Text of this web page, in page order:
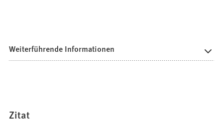
Weiterführende Informationen
Zitat